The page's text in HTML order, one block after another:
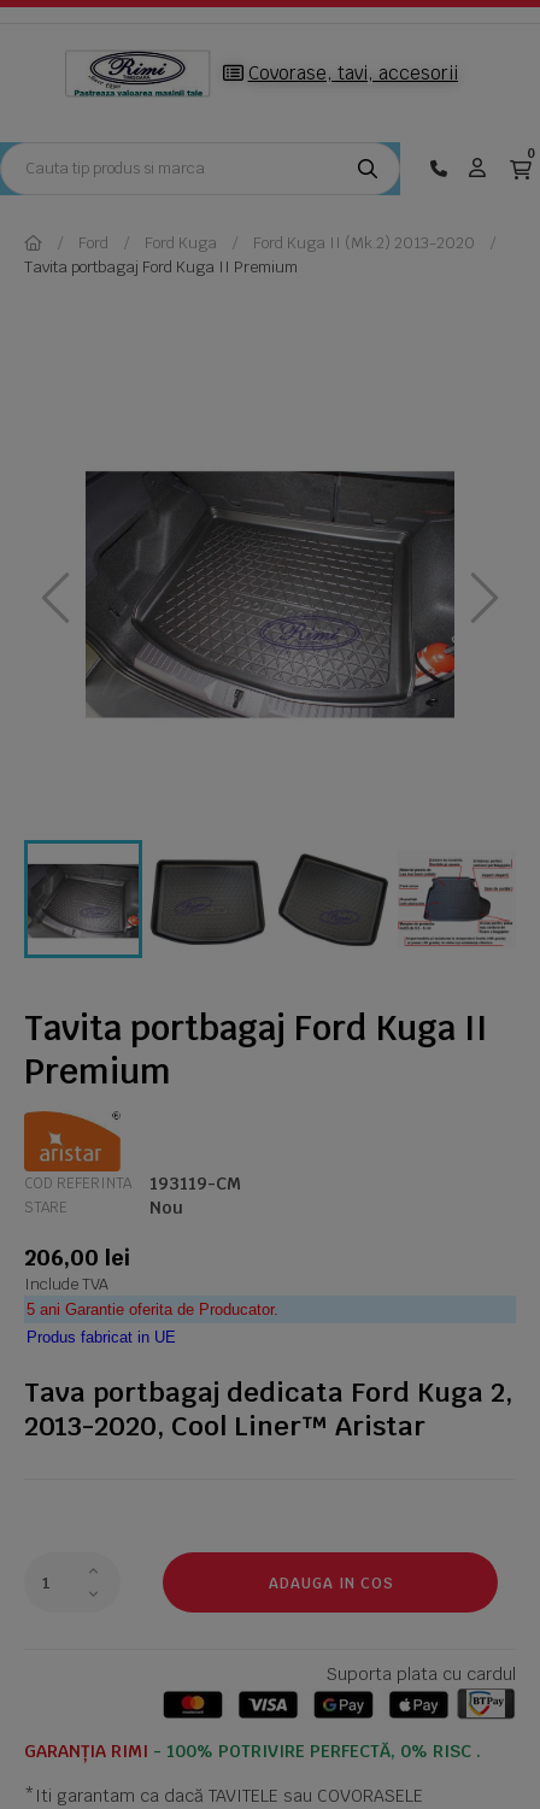
Covorase, tavi, accesorii
0
Ford Ford Kuga
Ford Kuga II (Mk.2) 2013-2020
Tavita portbagaj Ford Kuga II Premium
Tavita portbagaj Ford Kuga II
Premium
COD REFERINTA 193119-CM
STARE Nou
206,00 lei
Include TVA
5 ani Garantie oferita de Producator.
Produs fabricat in UE
Tava portbagaj dedicata Ford Kuga 2,
2013-2020, Cool Liner™ Aristar
ADAUGA IN COS
Suporta plata cu cardul
GARANȚIA RIMI - 100% POTRIVIRE PERFECTĂ, 0% RISC .
*Iti garantam ca dacă TAVITELE sau COVORASELE